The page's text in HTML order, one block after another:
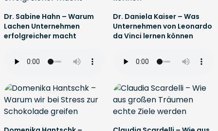
Dr. Sabine Hahn – Warum
Lachen Unternehmen
erfolgreicher macht
Dr. Daniela Kaiser – Was
Unternehmen von Leonardo
da Vinci lernen können